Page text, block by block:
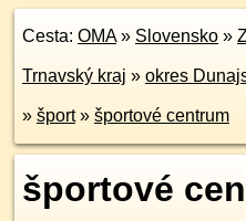
Cesta: OMA» Slovensko »
Trnavský kraj » okres
» šport» športové centrum
športové